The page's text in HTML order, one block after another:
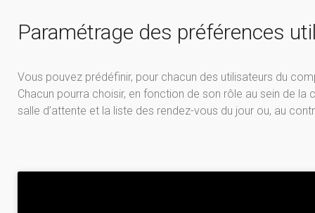
Paramétrage des préférences
Vous pouvez prédéfinir, pour chacun des utilisateurs du
Chacun pourra choisir, en fonction de son rôle au sein de la
salle d’attente et la liste des rendez-vous du jour ou, au